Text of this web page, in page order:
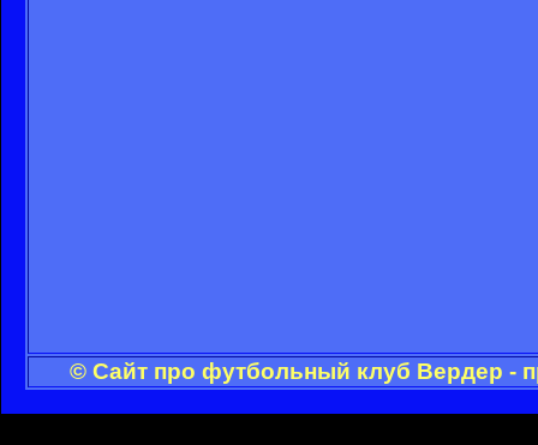
© Сайт про футбольный клуб Вердер -